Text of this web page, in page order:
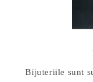
Bijuteriile sunt